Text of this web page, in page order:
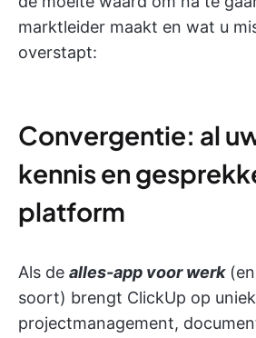
marktleider maakt en wat u
overstapt:
Convergentie: al
kennis en
platform
Als de alles-app voor werk
soort) brengt ClickUp op
projectmanagement,